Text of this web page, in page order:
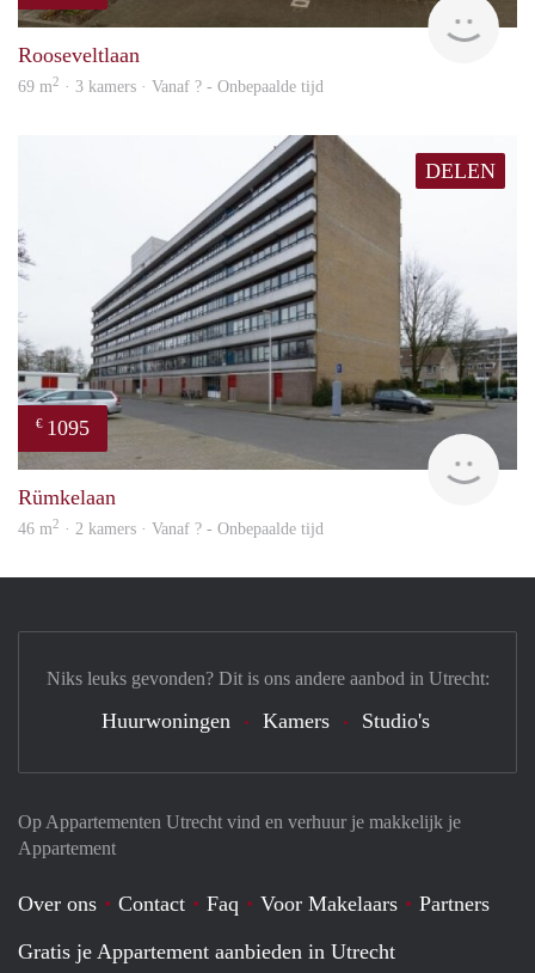
Rooseveltlaan
69 m2 · 3 kamers · Vanaf ? - Onbepaalde tijd
DELEN
€ 1095
Rümkelaan
46 m2 · 2 kamers · Vanaf ? - Onbepaalde tijd
Op Appartementen Utrecht vind en verhuur je makkelijk je
Appartement
Over ons Contact Faq Voor Makelaars
Partners
Gratis je Appartement aanbieden in Utrecht
Niks leuks gevonden? Dit is ons andere aanbod in Utrecht:
Huurwoningen Kamers Studio's